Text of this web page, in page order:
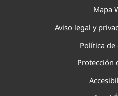
Mapa
Aviso legal y
Política de
Protección